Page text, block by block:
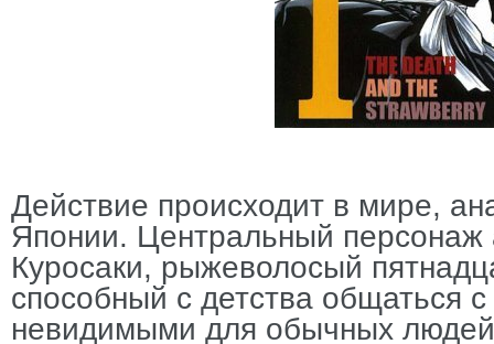
Действие происходит в мире,
Японии. Центральный
Куросаки, рыжеволосый
способный c детства общаться
невидимыми для обычных